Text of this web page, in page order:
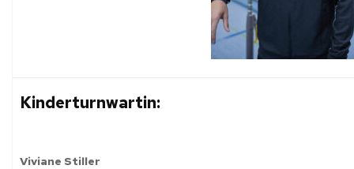
Kinderturnwartin:
Viviane Stiller